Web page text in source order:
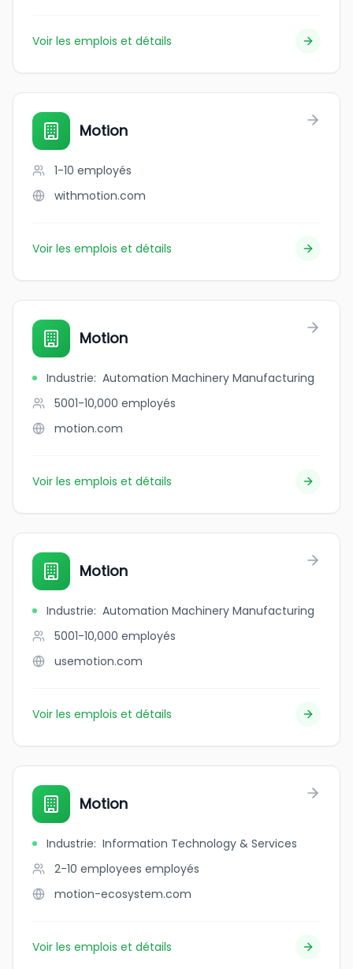
Voir les emplois et détails
Motion
1-10 employés
withmotion.com
Voir les emplois et détails
Motion
Industrie: Automation Machinery Manufacturing
5001-10,000 employés
motion.com
Voir les emplois et détails
Motion
Industrie: Automation Machinery Manufacturing
5001-10,000 employés
usemotion.com
Voir les emplois et détails
Motion
Industrie: Information Technology & Services
2-10 employees employés
motion-ecosystem.com
Voir les emplois et détails